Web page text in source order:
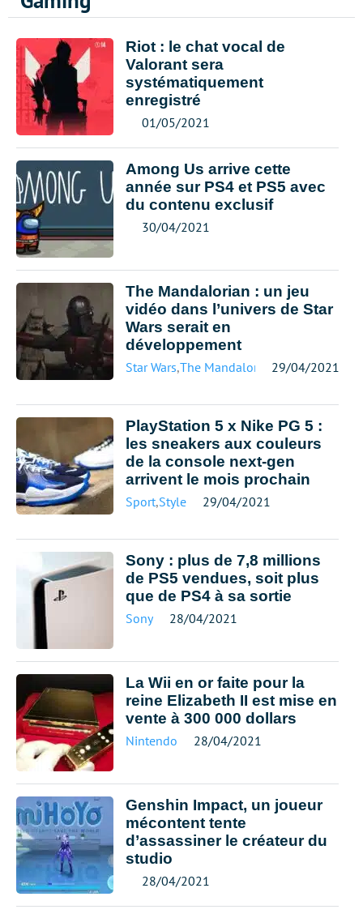
Riot : le chat vocal de
Valorant sera
systématiquement
enregistré
01/05/2021
Among Us arrive cette
année sur PS4 et PS5 avec
du contenu exclusif
30/04/2021
The Mandalorian : un jeu
vidéo dans l’univers de Star
Wars serait en
développement
Star Wars,The Mandalorian29/04/2021
PlayStation 5 x Nike PG 5 :
les sneakers aux couleurs
de la console next-gen
arrivent le mois prochain
Sport,Style 29/04/2021
Sony : plus de 7,8 millions
de PS5 vendues, soit plus
que de PS4 à sa sortie
Sony 28/04/2021
La Wii en or faite pour la
reine Elizabeth II est mise en
vente à 300 000 dollars
Nintendo 28/04/2021
Genshin Impact, un joueur
mécontent tente
d’assassiner le créateur du
studio
28/04/2021